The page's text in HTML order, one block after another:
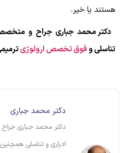
هستند یا خیر.
دکتر محمد جباری جراح و
تناسلی وفوق تخصص ارولوژی
دکتر محمد جباری
دکتر محمد جباری
ادراری و تناسلی